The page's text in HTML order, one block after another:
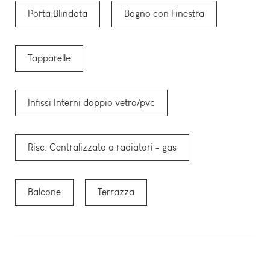
Porta Blindata Bagno con Finestra
Tapparelle
Infissi Interni doppio vetro/pvc
Risc. Centralizzato a radiatori - gas
Balcone Terrazza